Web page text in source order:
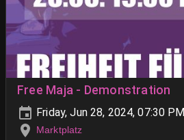
Free Maja - Demonstration
Friday, Jun 28, 2024, 07:30
Marktplatz